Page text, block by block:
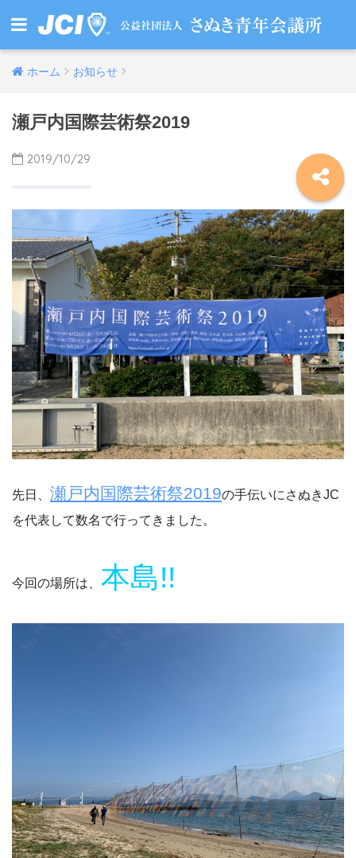
ホーム お知らせ
瀬戸内国際芸術祭2019
2019/10/29
先日、 瀬戸内国際芸術祭2019の手伝いにさぬきJC
を代表して数名で行ってきました。
今回の場所は、 本島!!